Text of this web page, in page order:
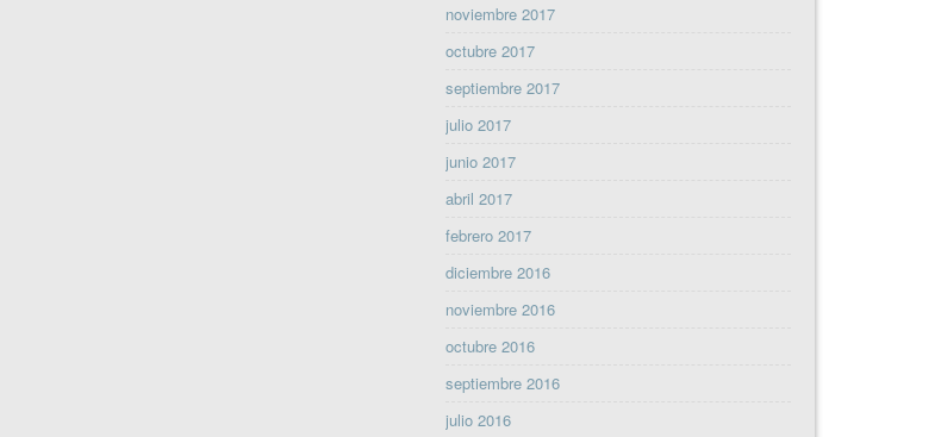
noviembre 2017
octubre 2017
septiembre 2017
julio 2017
junio 2017
abril 2017
febrero 2017
diciembre 2016
noviembre 2016
octubre 2016
septiembre 2016
julio 2016